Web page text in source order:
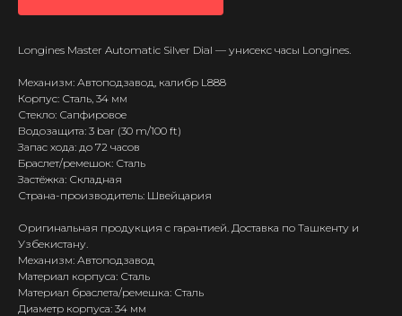
Longines Master Automatic Silver Dial — унисекс часы Longines.
Механизм: Автоподзавод, калибр L888
Корпус: Сталь, 34 мм
Стекло: Сапфировое
Водозащита: 3 bar (30 m/100 ft)
Запас хода: до 72 часов
Браслет/ремешок: Сталь
Застёжка: Складная
Страна-производитель: Швейцария
Оригинальная продукция с гарантией. Доставка по Ташкенту и
Узбекистану.
Механизм: Автоподзавод
Материал корпуса: Сталь
Материал браслета/ремешка: Сталь
Диаметр корпуса: 34 мм